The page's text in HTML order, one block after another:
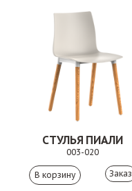
СТУЛЬЯ ПИАЛИ
003-020
Заказ